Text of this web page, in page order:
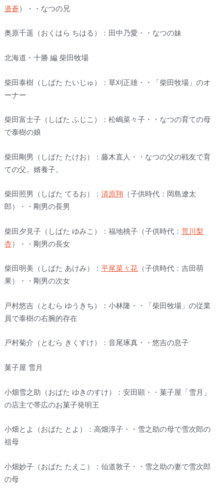
邉蒼 ）・・なつの兄
奥原千遥（おくはら ちはる）：田中乃愛・・なつの妹
北海道・十勝 編 柴田牧場
柴田泰樹（しばた たいじゅ）：草刈正雄・・「柴田牧場」のオ
ーナー
柴田富士子（しばた ふじこ）：松嶋菜々子・・なつの育ての母
で泰樹の娘
柴田剛男（しばた たけお）：藤木直人・・なつの父の戦友で育
ての父。婿養子。
柴田照男（しばた てるお）： 清原翔
（子供時代：岡島遼太
郎）・・剛男の長男
柴田夕見子（しばた ゆみこ）：福地桃子（子供時代： 荒川梨
杏）・・剛男の長女
柴田明美（しばた あけみ）： 平尾菜々花（子供時代：吉田萌
果）・・剛男の次女
戸村悠吉（とむら ゆうきち）：小林隆・・「柴田牧場」の従業
員で泰樹の右腕的存在
戸村菊介（とむら きくすけ）：音尾琢真・・悠吉の息子
菓子屋 雪月
小畑雪之助（おばた ゆきのすけ）：安田顕・・菓子屋「雪月」
の店主で帯広のお菓子発明王
小畑とよ（おばた とよ）：高畑淳子・・雪之助の母で雪次郎の
祖母
小畑妙子（おばた たえこ）：仙道敦子・・雪之助の妻で雪次郎
の母